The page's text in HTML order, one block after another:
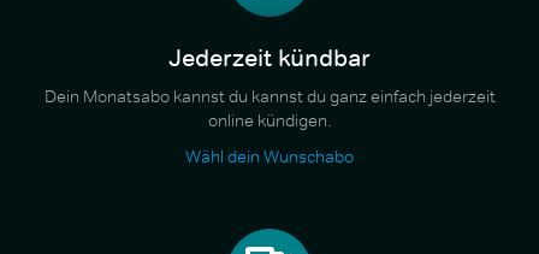
Jederzeit kündbar
Dein Monatsabo kannst du kannst du ganz einfach jederzeit
online kündigen.
Wähl dein Wunschabo